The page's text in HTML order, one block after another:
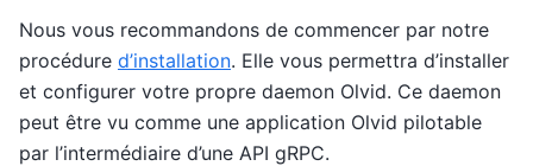
Nous vous recommandons de commencer par notre
procédure d’installation. Elle vous permettra d’installer
et configurer votre propre daemon Olvid. Ce daemon
peut être vu comme une application Olvid pilotable
par l’intermédiaire d’une API gRPC.